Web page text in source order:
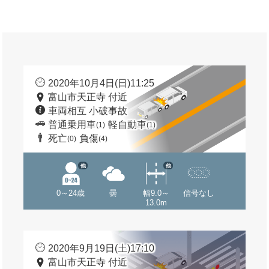
2020年10月4日(日)11:25
富山市天正寺 付近
車両相互 小破事故
普通乗用車(1) 軽自動車(1)
死亡(0) 負傷(4)
0～24歳
他
曇
幅9.0～
13.0m
他
信号なし
2020年9月19日(土)17:10
富山市天正寺 付近